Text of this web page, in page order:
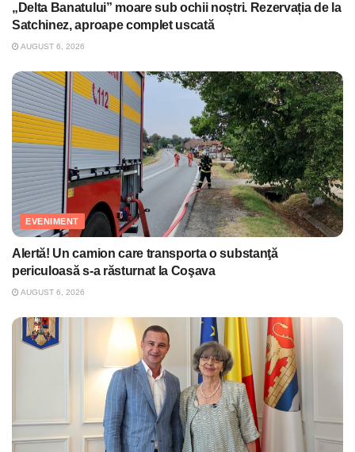
„Delta Banatului” moare sub ochii noștri. Rezervația de la
Satchinez, aproape complet uscată
AUGUST 6, 2026
EVENIMENT
Alertă! Un camion care transporta o substanţă
periculoasă s-a răsturnat la Coşava
AUGUST 6, 2026